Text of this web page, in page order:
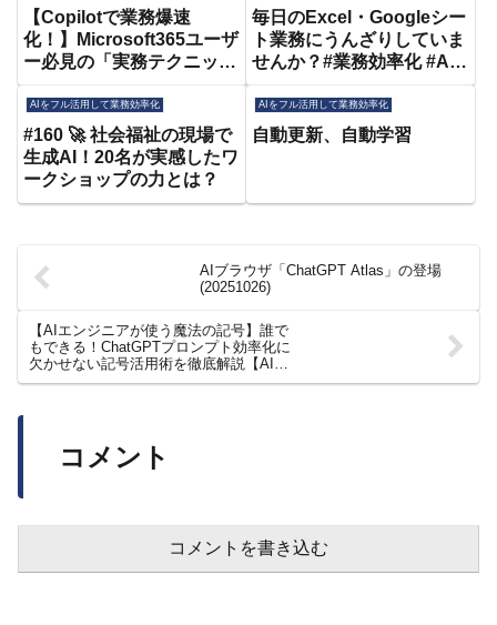
ネス
③YouTubeで爆速インプ
ット術
【Copilotで業務爆速
化！】Microsoft365ユーザ
ー必見の「実務テクニック
#copilot#microsoft#ai
毎日のExcel・Googleシー
ト業務にうんざりしていま
せんか？#業務効率化 #AI
術
AIをフル活用して業務効率化
#160 🚀 社会福祉の現場で
生成AI！20名が実感したワ
ークショップの力とは？
AIをフル活用して業務効率化
自動更新、自動学習
AIブラウザ「ChatGPT Atlas」の登場
(20251026)
【AIエンジニアが使う魔法の記号】誰で
もできる！ChatGPTプロンプト効率化に
欠かせない記号活用術を徹底解説【AIス
キルアカデミー】
コメント
コメントを書き込む